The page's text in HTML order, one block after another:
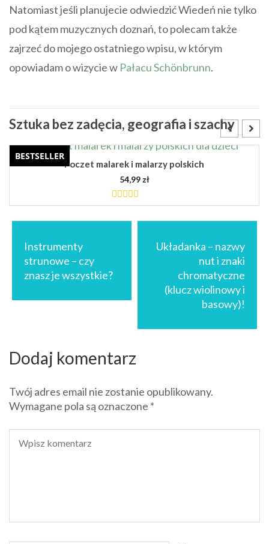
Natomiast jeśli planujecie odwiedzić Wiedeń nie tylko
pod kątem muzycznych doznań, to polecam także
zajrzeć do mojego ostatniego wpisu, w którym
opowiadam o wizycie w Pałacu Schönbrunn.
Sztuka bez zadęcia, geografia i szachy
BESTSELLER
Poczet malarek i malarzy polskich
54,99 zł
4.88out
Nawigacja
wpisu
Instrumenty
strunowe – czy
znasz je wszystkie?
Układanka – nazwy
nut i znaki
chromatyczne
(klucz wiolinowy i
basowy)!
Dodaj komentarz
Twój adres email nie zostanie opublikowany.
Wymagane pola są oznaczone *